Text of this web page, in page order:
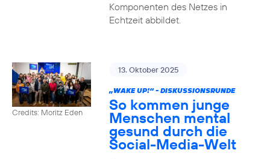
Komponenten des Netzes in
Echtzeit abbildet.
Credits: Moritz Eden
13. Oktober 2025
„WAKE UP!“ - DISKUSSIONSRUNDE
So kommen junge
Menschen mental
gesund durch die
Social-Media-Welt